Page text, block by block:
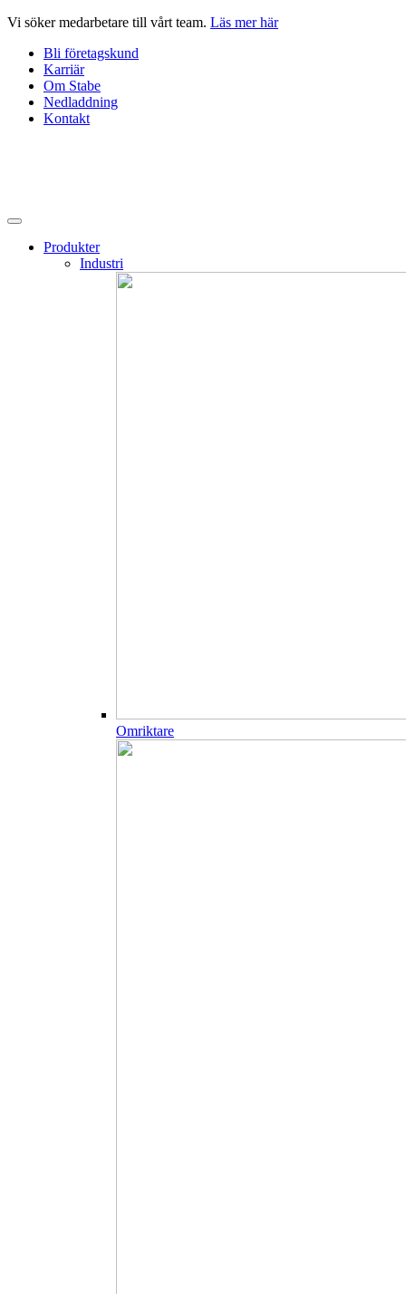
Hoppa
innehåll
Vi söker medarbetare till vårt team. Läs mer här
Bli företagskund
Karriär
Om Stabe
Nedladdning
Kontakt
Produkter
Industri
Omriktare